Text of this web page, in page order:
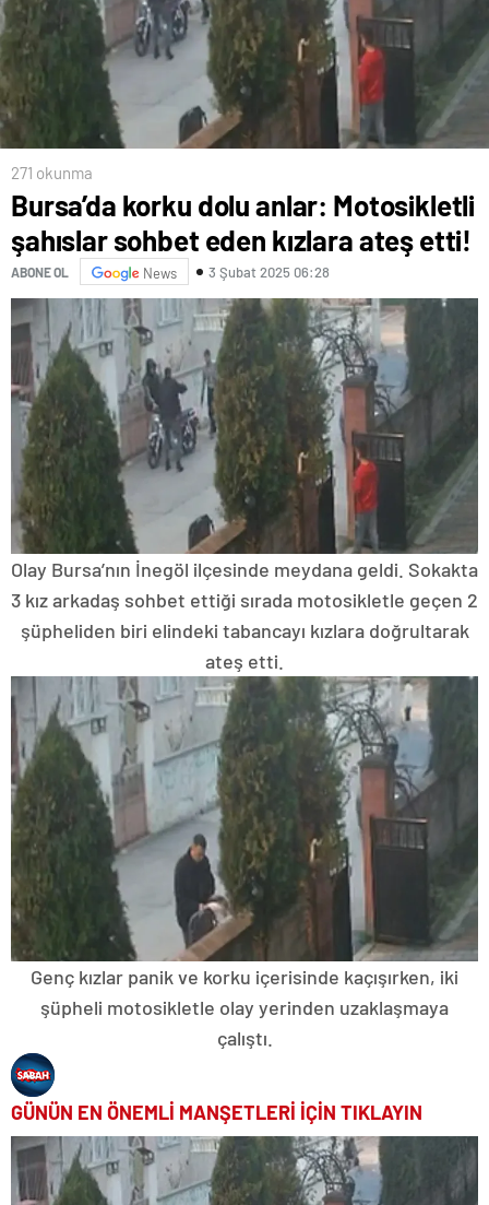
271 okunma
Bursa’da korku dolu anlar: Motosikletli
şahıslar sohbet eden kızlara ateş etti!
ABONE OL News 3 Şubat 2025 06:28
Olay Bursa’nın İnegöl ilçesinde meydana geldi. Sokakta
3 kız arkadaş sohbet ettiği sırada motosikletle geçen 2
şüpheliden biri elindeki tabancayı kızlara doğrultarak
ateş etti.
Genç kızlar panik ve korku içerisinde kaçışırken, iki
şüpheli motosikletle olay yerinden uzaklaşmaya
çalıştı.
GÜNÜN EN ÖNEMLİ MANŞETLERİ İÇİN TIKLAYIN